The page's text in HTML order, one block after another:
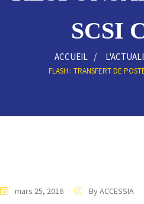
SCSI
ACCUEIL
FLASH : TRANSFERT DE
mars 25, 2016 By ACCESSIA